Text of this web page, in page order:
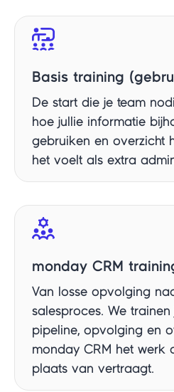
Basis training
De start die je team
hoe jullie informatie
gebruiken en overzicht
het voelt als extra
monday CRM
Van losse opvolging
salesproces. We
pipeline, opvolging en
monday CRM het werk
plaats van vertraagt.